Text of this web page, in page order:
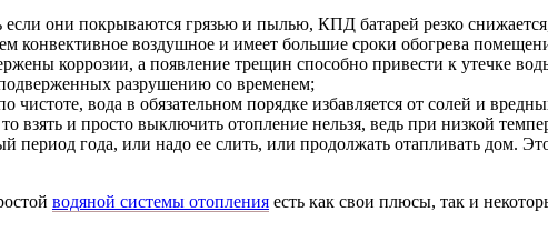
они покрываются грязью и пылью, КПД батарей резко
конвективное воздушное и имеет большие сроки обогрева
коррозии, а появление трещин способно привести к утечке
разрушению со временем;
чистоте, вода в обязательном порядке избавляется от солей и
взять и просто выключить отопление нельзя, ведь при низкой
период года, или надо ее слить, или продолжать отапливать дом.
водяной системы отопления есть как свои плюсы, так и